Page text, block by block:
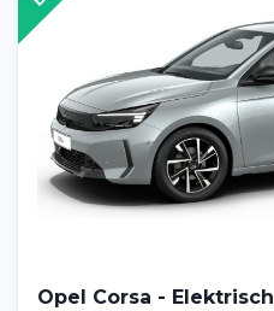
Opel Corsa - Elektrisch